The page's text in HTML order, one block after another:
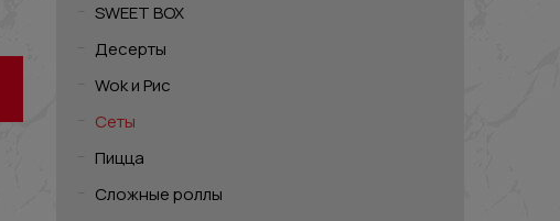
SWEET BOX
Десерты
Wok и Рис
Сеты
Пицца
Сложные роллы